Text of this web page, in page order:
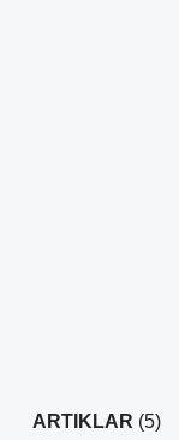
ARTIKLAR (5)